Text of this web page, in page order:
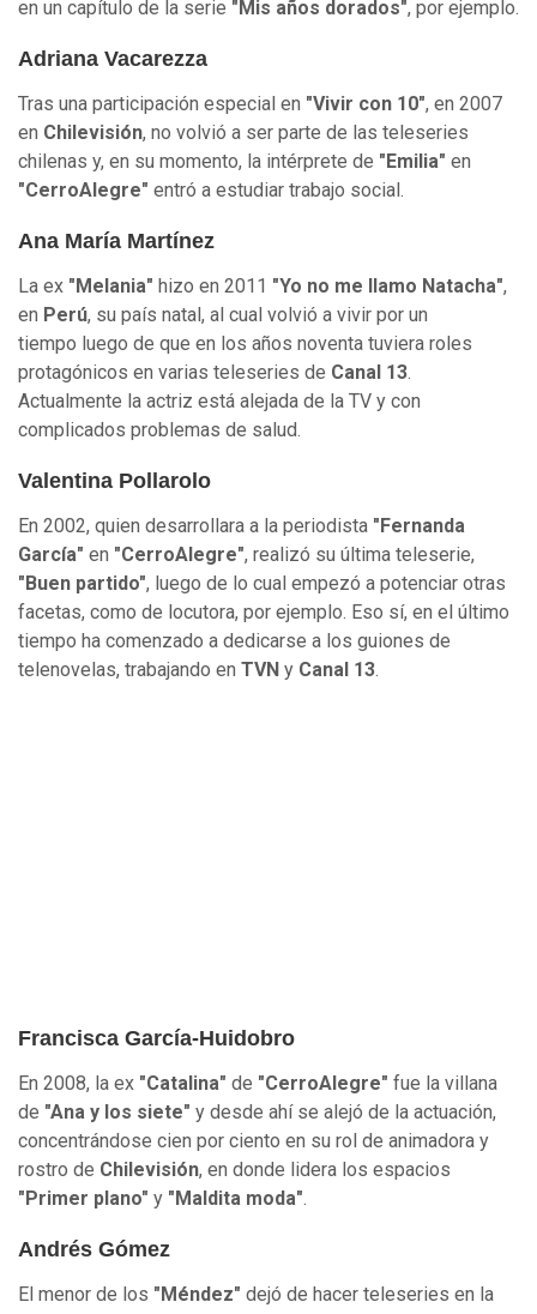
en un capítulo de la serie "Mis años dorados", por ejemplo.
Adriana Vacarezza
Tras una participación especial en "Vivir con 10", en 2007
en Chilevisión, no volvió a ser parte de las teleseries
chilenas y, en su momento, la intérprete de "Emilia" en
"CerroAlegre" entró a estudiar trabajo social.
Ana María Martínez
La ex "Melania" hizo en 2011 "Yo no me llamo Natacha",
en Perú, su país natal, al cual volvió a vivir por un
tiempo luego de que en los años noventa tuviera roles
protagónicos en varias teleseries de Canal 13.
Actualmente la actriz está alejada de la TV y con
complicados problemas de salud.
Valentina Pollarolo
En 2002, quien desarrollara a la periodista "Fernanda
García" en "CerroAlegre", realizó su última teleserie,
"Buen partido", luego de lo cual empezó a potenciar otras
facetas, como de locutora, por ejemplo. Eso sí, en el último
tiempo ha comenzado a dedicarse a los guiones de
telenovelas, trabajando en TVN y Canal 13.
Francisca García-Huidobro
En 2008, la ex "Catalina" de "CerroAlegre" fue la villana
de "Ana y los siete" y desde ahí se alejó de la actuación,
concentrándose cien por ciento en su rol de animadora y
rostro de Chilevisión, en donde lidera los espacios
"Primer plano" y "Maldita moda".
Andrés Gómez
El menor de los "Méndez" dejó de hacer teleseries en la